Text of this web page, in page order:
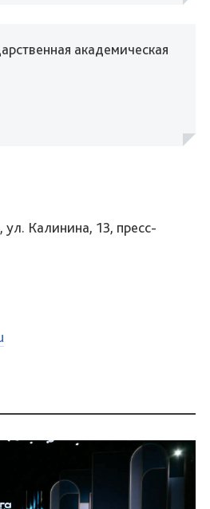
академическая
Калинина, 13, пресс-